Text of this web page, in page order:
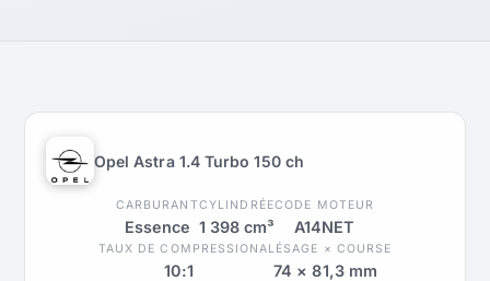
Opel Astra 1.4 Turbo 150 ch
CARBURANT
Essence
CYLINDRÉE
1 398 cm³
CODE MOTEUR
A14NET
TAUX DE COMPRESSION
10:1
ALÉSAGE × COURSE
74 × 81,3 mm